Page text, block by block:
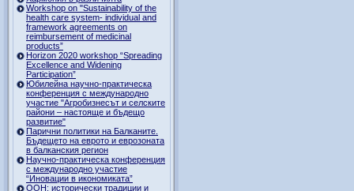
Workshop on "Sustainability of the
health care system- individual and
framework agreements on
reimbursement of medicinal
products”
Horizon 2020 workshop “Spreading
Excellence and Widening
Participation”
Юбилейна научно-практическа
конференция с международно
участие "Агробизнесът и селските
райони – настояще и бъдещо
развитие"
Парични политики на Балканите.
Бъдещето на еврото и еврозоната
в балканския регион
Научно-практическа конференция
с международно участие
“Иновации в икономиката”
ООН: исторически традиции и